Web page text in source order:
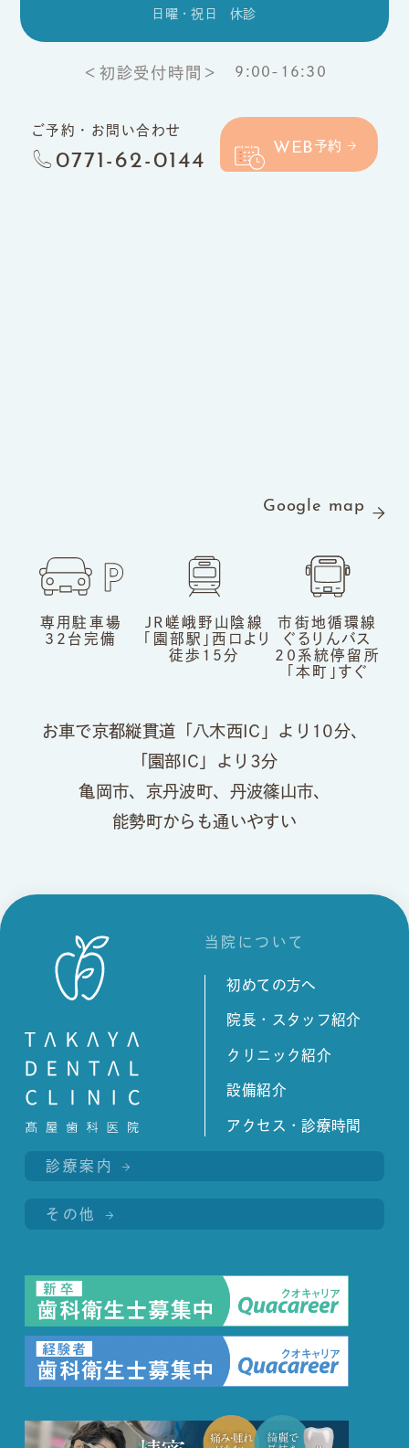
日曜・祝日 休診
＜初診受付時間＞ 9:00-16:30
ご予約・お問い合わせ
0771-62-0144 WEB 予約
Google map
専用駐車場
32台完備
JR嵯峨野山陰線
「園部駅」 西口より
徒歩15分
市街地循環線
ぐるりんバス
20系統停留所
「本町」すぐ
お車で京都縦貫道「八木西IC」より10分、
「園部IC」より3分
亀岡市、京丹波町、丹波篠山市、
能勢町からも通いやすい
当院について
初めての方へ
院長・スタッフ紹介
クリニック紹介
設備紹介
アクセス・診療時間
診療案内
その他